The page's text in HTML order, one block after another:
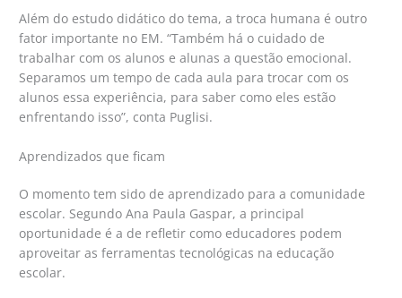
Além do estudo didático do tema, a troca humana é outro
fator importante no EM. “Também há o cuidado de
trabalhar com os alunos e alunas a questão emocional.
Separamos um tempo de cada aula para trocar com os
alunos essa experiência, para saber como eles estão
enfrentando isso”, conta Puglisi.
Aprendizados que ficam
O momento tem sido de aprendizado para a comunidade
escolar. Segundo Ana Paula Gaspar, a principal
oportunidade é a de refletir como educadores podem
aproveitar as ferramentas tecnológicas na educação
escolar.